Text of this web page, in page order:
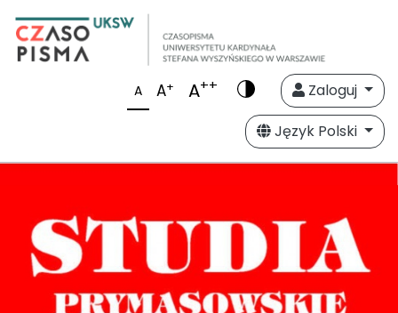
A A+ A++
Zaloguj
Język Polski